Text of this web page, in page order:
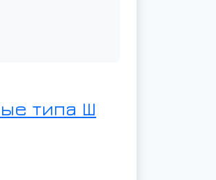
типа Ш